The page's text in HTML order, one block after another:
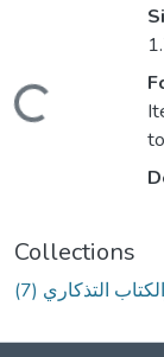
Collections
التذكاري